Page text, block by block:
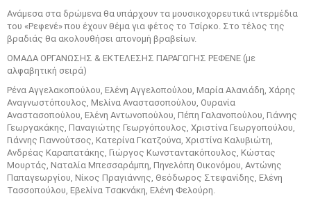
Ανάμεσα στα δρώμενα θα υπάρχουν τα μουσικοχορευτικά ιντερμέδια
του «Ρεφενέ» που έχουν θέμα για φέτος το Τσίρκο. Στο τέλος της
βραδιάς θα ακολουθήσει απονομή βραβείων.
ΟΜΑΔΑ ΟΡΓΑΝΩΣΗΣ & ΕΚΤΕΛΕΣΗΣ ΠΑΡΑΓΩΓΗΣ ΡΕΦΕΝΕ (με
αλφαβητική σειρά)
Ρένα Αγγελακοπούλου, Ελένη Αγγελοπούλου, Μαρία Αλανιάδη, Χάρης
Αναγνωστόπουλος, Μελίνα Αναστασοπούλου, Ουρανία
Αναστασοπούλου, Ελένη Αντωνοπούλου, Πέπη Γαλανοπούλου, Γιάννης
Γεωργακάκης, Παναγιώτης Γεωργόπουλος, Χριστίνα Γεωργοπούλου,
Γιάννης Γιαννούτσος, Κατερίνα Γκατζούνα, Χριστίνα Καλυβιώτη,
Ανδρέας Καραπατάκης, Γιώργος Κωνσταντακόπουλος, Κώστας
Μουρτάς, Ναταλία Μπεσσαράμπη, Πηνελόπη Οικονόμου, Αντώνης
Παπαγεωργίου, Νίκος Πραγιάννης, Θεόδωρος Στεφανίδης, Ελένη
Τασσοπούλου, Εβελίνα Τσακνάκη, Ελένη Φελούρη.